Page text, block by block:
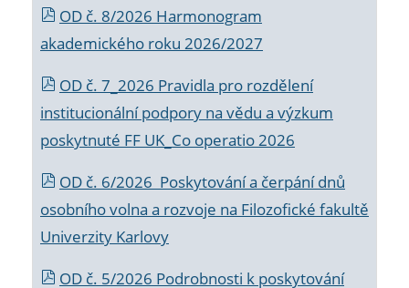
OD č. 8/2026 Harmonogram
akademického roku 2026/2027
OD č. 7_2026 Pravidla pro rozdělení
institucionální podpory na vědu a výzkum
poskytnuté FF UK_Co operatio 2026
OD č. 6/2026 Poskytování a čerpání dnů
osobního volna a rozvoje na Filozofické fakultě
Univerzity Karlovy
OD č. 5/2026 Podrobnosti k poskytování